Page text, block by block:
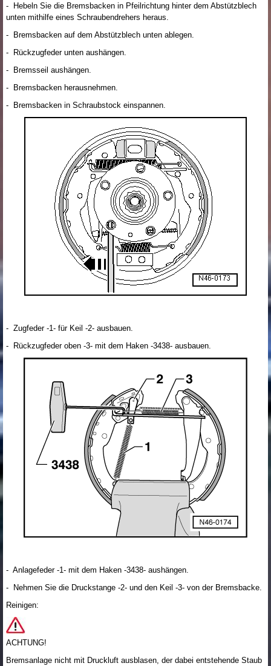
- Hebeln Sie die Bremsbacken in Pfeilrichtung hinter dem Abstützblech
unten mithilfe eines Schraubendrehers heraus.
- Bremsbacken auf dem Abstützblech unten ablegen.
- Rückzugfeder unten aushängen.
- Bremsseil aushängen.
- Bremsbacken herausnehmen.
- Bremsbacken in Schraubstock einspannen.
- Zugfeder -1- für Keil -2- ausbauen.
- Rückzugfeder oben -3- mit dem Haken -3438- ausbauen.
- Anlagefeder -1- mit dem Haken -3438- aushängen.
- Nehmen Sie die Druckstange -2- und den Keil -3- von der Bremsbacke.
Reinigen:
ACHTUNG!
Bremsanlage nicht mit Druckluft ausblasen, der dabei entstehende Staub